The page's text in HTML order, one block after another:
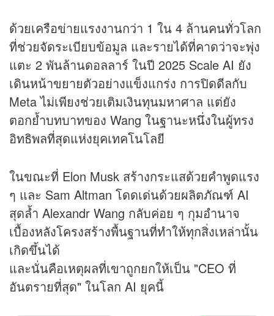
ด้วยเครือข่ายแรงงานกว่า 1 ใน 4 ล้านคนทั่วโลก
ที่ช่วยจัดระเบียบข้อมูล และรายได้ที่คาดว่าจะพุ่ง
แตะ 2 พันล้านดอลลาร์ ในปี 2025 Scale AI ยัง
เดินหน้าขยายตัวอย่างแข็งแกร่ง การปิดดีลกับ
Meta ไม่เพียงช่วยเติมเงินทุนมหาศาล แต่ยัง
ตอกย้ำบทบาทของ Wang ในฐานะหนึ่งในผู้ทรง
อิทธิพลที่สุดแห่งยุคเทคโนโลยี
ในขณะที่ Elon Musk สร้างกระแสด้วยคำพูดแรง
ๆ และ Sam Altman โดดเด่นด้วยผลิตภัณฑ์ AI
สุดล้ำ Alexandr Wang กลับค่อย ๆ กุมอำนาจ
เบื้องหลังโครงสร้างพื้นฐานที่ทำให้ทุกสิ่งเหล่านั้น
เกิดขึ้นได้
และนั่นคือเหตุผลที่เขาถูกยกให้เป็น "CEO ที่
อันตรายที่สุด" ในโลก AI ยุคนี้